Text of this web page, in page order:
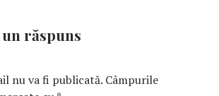
răspuns
nu va fi publicată. Câmpurile